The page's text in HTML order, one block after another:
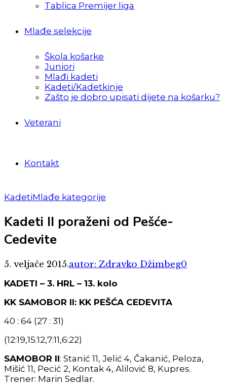
Tablica Premijer liga
Mlađe selekcije
Škola košarke
Juniori
Mlađi kadeti
Kadeti/Kadetkinje
Zašto je dobro upisati dijete na košarku?
Veterani
Kontakt
KadetiMlađe kategorije
Kadeti II poraženi od Pešće-
Cedevite
5. veljače 2015.autor: Zdravko Džimbeg0
KADETI – 3. HRL – 13. kolo
KK SAMOBOR II: KK PEŠĆA CEDEVITA
40 : 64 (27 : 31)
(12:19,15:12,7:11,6:22)
SAMOBOR II: Stanić 11, Jelić 4, Čakanić, Peloza,
Mišić 11, Pecić 2, Kontak 4, Alilović 8, Kupres.
Trener: Marin Sedlar.